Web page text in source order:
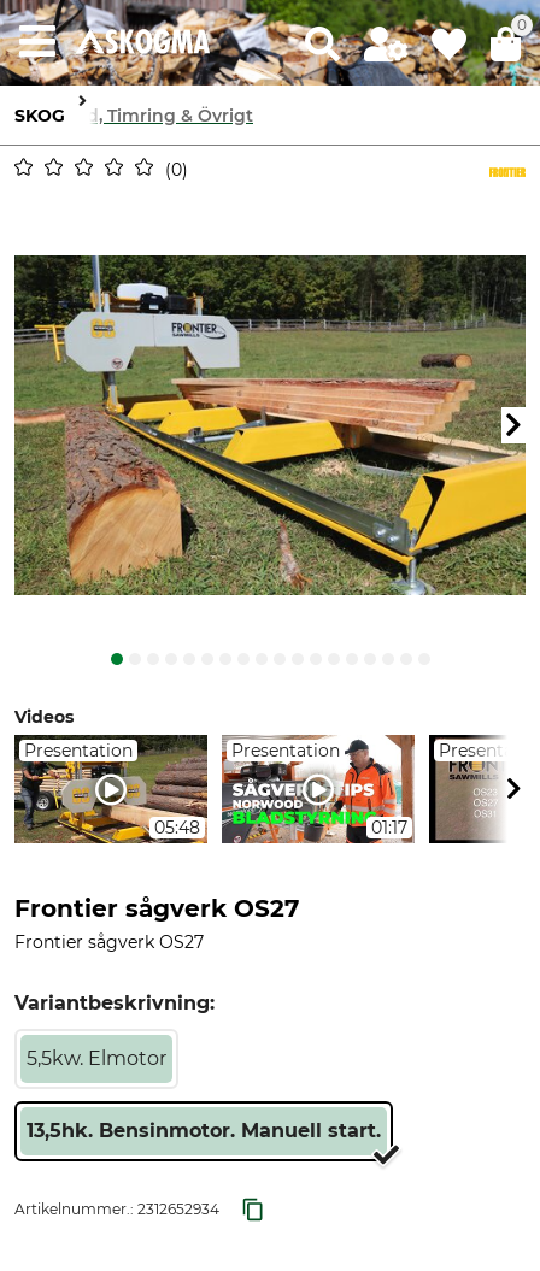
0
SKOG Ved, Timring & Övrigt
0
Videos
Presentation
05:48
Presentation
01:17
Frontier sågverk OS27
Frontier sågverk OS27
Variantbeskrivning:
5,5kw. Elmotor
13,5hk. Bensinmotor. Manuell start.
Artikelnummer.: 2312652934